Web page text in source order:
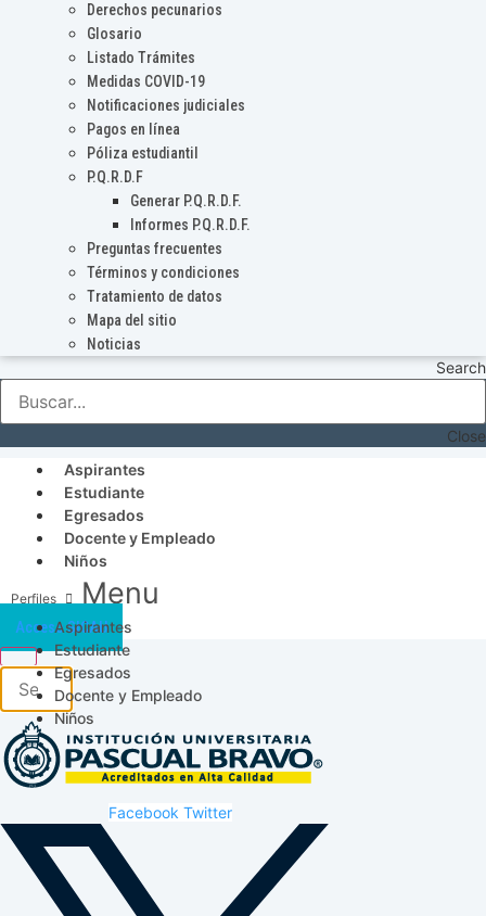
Derechos pecunarios
Glosario
Listado Trámites
Medidas COVID-19
Notificaciones judiciales
Pagos en línea
Póliza estudiantil
P.Q.R.D.F
Generar P.Q.R.D.F.
Informes P.Q.R.D.F.
Preguntas frecuentes
Términos y condiciones
Tratamiento de datos
Mapa del sitio
Noticias
Search
Close
Aspirantes
Estudiante
Egresados
Docente y Empleado
Niños
Menu
Aspirantes
Estudiante
Egresados
Docente y Empleado
Niños
Acceso SICAU
Facebook Twitter